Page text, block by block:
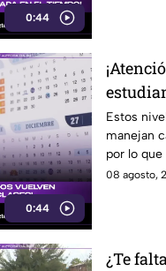
0:44
0:44
clases;
2026-
Estos
manejan
por lo
ser antes
08 agosto,
¿Te